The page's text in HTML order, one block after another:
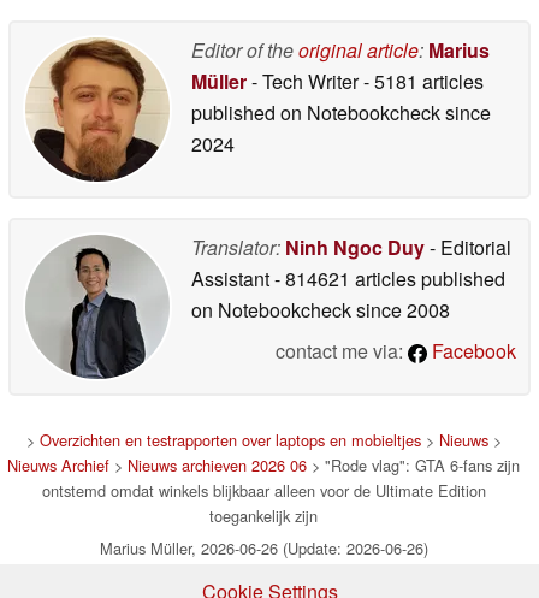
Editor of theoriginal article: Marius
Müller- Tech Writer- 5181 articles
published on Notebookchecksince
2024
Translator: Ninh Ngoc Duy- Editorial
Assistant- 814621 articles published
on Notebookchecksince 2008
contact me via:
Facebook
> Overzichten en testrapporten over laptops en mobieltjes> Nieuws>
Nieuws Archief > Nieuws archieven 2026 06 > "Rode vlag": GTA 6-fans zijn
ontstemd omdat winkels blijkbaar alleen voor de Ultimate Edition
toegankelijk zijn
Marius Müller, 2026-06-26 (Update: 2026-06-26)
Cookie Settings